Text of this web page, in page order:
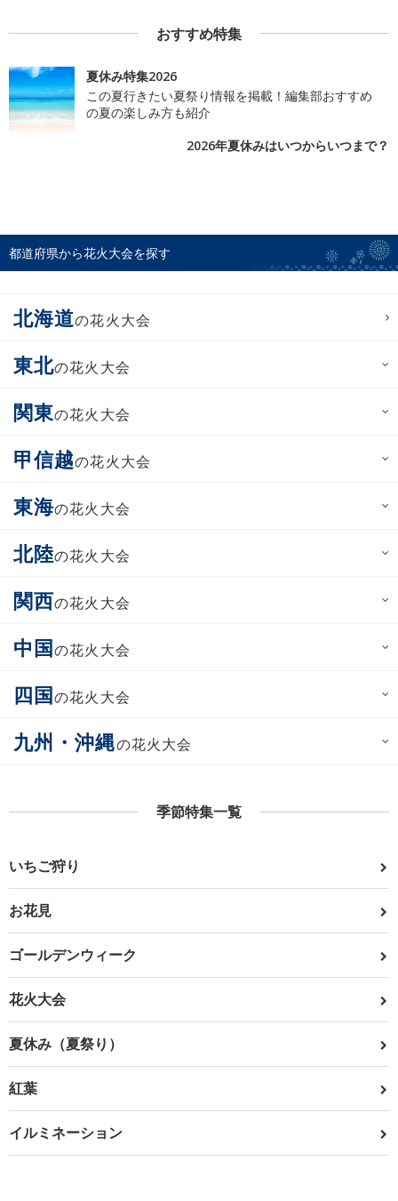
おすすめ特集
夏休み特集2026
この夏行きたい夏祭り情報を掲載！編集部おすすめ
の夏の楽しみ方も紹介
2026年夏休みはいつからいつまで？
都道府県から花火大会を探す
北海道の花火大会
東北の花火大会
関東の花火大会
甲信越の花火大会
東海の花火大会
北陸の花火大会
関西の花火大会
中国の花火大会
四国の花火大会
九州・沖縄の花火大会
季節特集一覧
いちご狩り
お花見
ゴールデンウィーク
花火大会
夏休み（夏祭り）
紅葉
イルミネーション